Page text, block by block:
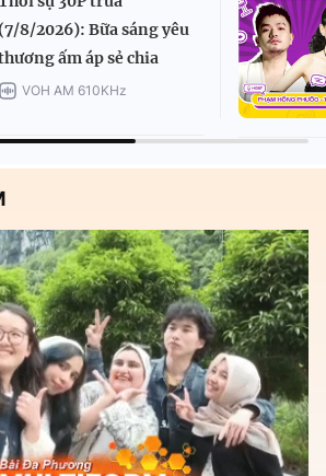
8/2026): Bữa sáng yêu
ấm áp sẻ chia
VOH AM 610KHz